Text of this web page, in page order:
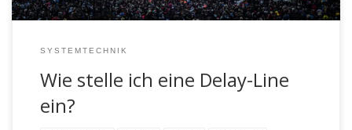
SYSTEMTECHNIK
Wie stelle ich eine Delay-Line
ein?